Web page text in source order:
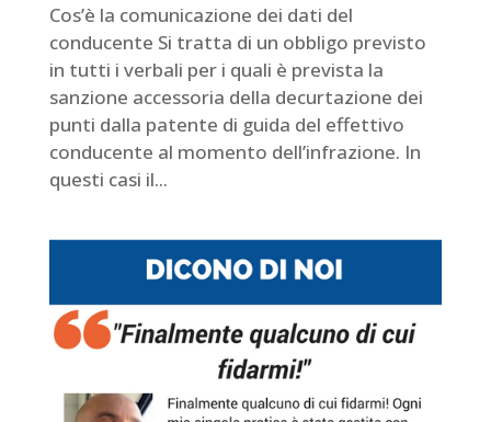
Cos’è la comunicazione dei dati del
conducente Si tratta di un obbligo previsto
in tutti i verbali per i quali è prevista la
sanzione accessoria della decurtazione dei
punti dalla patente di guida del effettivo
conducente al momento dell’infrazione. In
questi casi il...